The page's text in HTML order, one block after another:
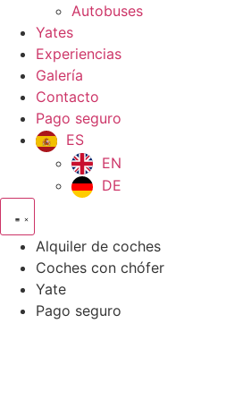
Autobuses
Yates
Experiencias
Galería
Contacto
Pago seguro
ES
EN
DE
Alquiler de coches
Coches con chófer
Yate
Pago seguro